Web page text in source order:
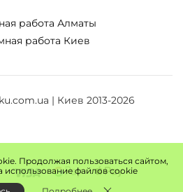
работа Алматы
работа Киев
| Киев 2013-2026
Продолжая пользоваться сайтом,
использование файлов cookie